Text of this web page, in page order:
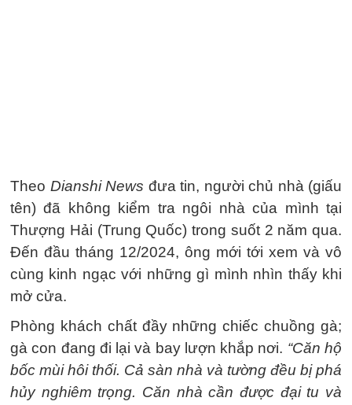
Theo Dianshi News đưa tin, người chủ nhà (giấu
tên) đã không kiểm tra ngôi nhà của mình tại
Thượng Hải (Trung Quốc) trong suốt 2 năm qua.
Đến đầu tháng 12/2024, ông mới tới xem và vô
cùng kinh ngạc với những gì mình nhìn thấy khi
mở cửa.
Phòng khách chất đầy những chiếc chuồng gà;
gà con đang đi lại và bay lượn khắp nơi. “Căn hộ
bốc mùi hôi thối. Cả sàn nhà và tường đều bị phá
hủy nghiêm trọng. Căn nhà cần được đại tu và